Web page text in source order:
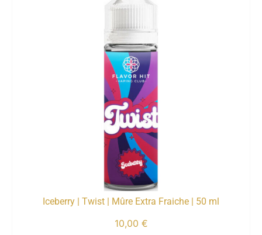
Iceberry | Twist | Mûre Extra Fraiche | 50 ml
10,00 €